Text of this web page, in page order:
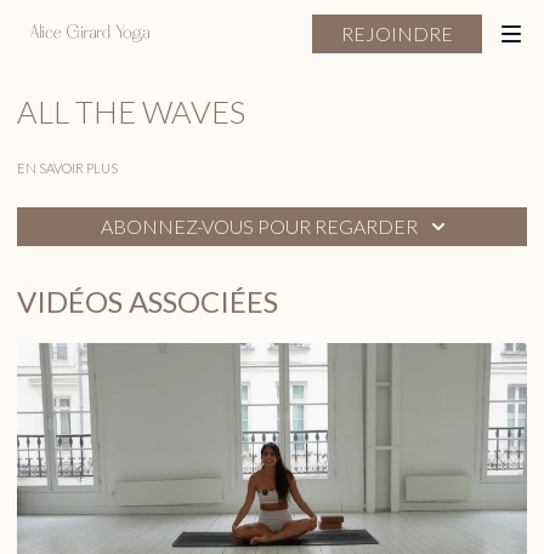
REJOINDRE
ALL THE WAVES
EN SAVOIR PLUS
ABONNEZ-VOUS POUR REGARDER
VIDÉOS ASSOCIÉES